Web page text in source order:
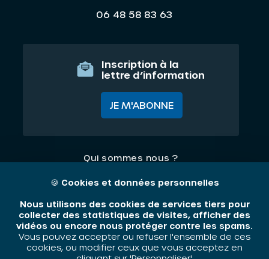
06 48 58 83 63
Inscription à la
lettre d’information
JE M'ABONNE
Qui sommes nous ?
Nos thématiques
Mentions légales
🍪 Cookies et données personnelles
Nous utilisons des cookies de services tiers pour
collecter des statistiques de visites, afficher des
vidéos ou encore nous protéger contre les spams.
Vous pouvez accepter ou refuser l'ensemble de ces
cookies, ou modifier ceux que vous acceptez en